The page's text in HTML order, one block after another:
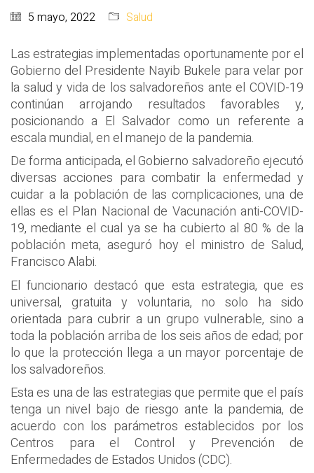
5 mayo, 2022 Salud
Las estrategias implementadas oportunamente por el
Gobierno del Presidente Nayib Bukele para velar por
la salud y vida de los salvadoreños ante el COVID-19
continúan arrojando resultados favorables y,
posicionando a El Salvador como un referente a
escala mundial, en el manejo de la pandemia.
De forma anticipada, el Gobierno salvadoreño ejecutó
diversas acciones para combatir la enfermedad y
cuidar a la población de las complicaciones, una de
ellas es el Plan Nacional de Vacunación anti-COVID-
19, mediante el cual ya se ha cubierto al 80 % de la
población meta, aseguró hoy el ministro de Salud,
Francisco Alabi.
El funcionario destacó que esta estrategia, que es
universal, gratuita y voluntaria, no solo ha sido
orientada para cubrir a un grupo vulnerable, sino a
toda la población arriba de los seis años de edad; por
lo que la protección llega a un mayor porcentaje de
los salvadoreños.
Esta es una de las estrategias que permite que el país
tenga un nivel bajo de riesgo ante la pandemia, de
acuerdo con los parámetros establecidos por los
Centros para el Control y Prevención de
Enfermedades de Estados Unidos (CDC).